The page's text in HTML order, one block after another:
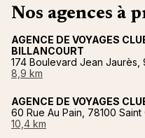
Nos agences à
AGENCE DE VOYAGES
BILLANCOURT
174 Boulevard Jean Jaurès,
8,9 km
AGENCE DE VOYAGES
60 Rue Au Pain, 78100 Saint
10,4 km